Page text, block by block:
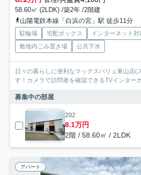
58.60㎡ (2LDK) /築2年 /2階建
山陽電鉄本線「白浜の宮」駅 徒歩11分
駐輪場 宅配ボックス インターネット対
敷地内ごみ置き場
公共下水
日々の暮らしに便利なマックスバリュ東山店(
す！カメラで訪問者を確認できるTVインター
募集中の部屋
202
8.1万円
2階 / 58.60㎡ / 2LDK
アパート